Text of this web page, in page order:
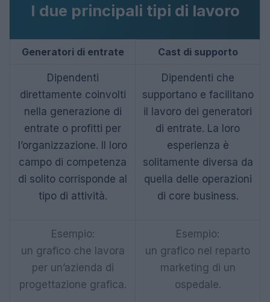
I due principali tipi di lavoro
Generatori di entrate Cast di supporto
Dipendenti
direttamente coinvolti
nella generazione di
entrate o profitti per
l’organizzazione. Il loro
campo di competenza
di solito corrisponde al
tipo di attività.
Dipendenti che
supportano e facilitano
il lavoro dei generatori
di entrate. La loro
esperienza è
solitamente diversa da
quella delle operazioni
di core business.
Esempio:
un grafico che lavora
per un’azienda di
progettazione grafica.
Esempio:
un grafico nel reparto
marketing di un
ospedale.